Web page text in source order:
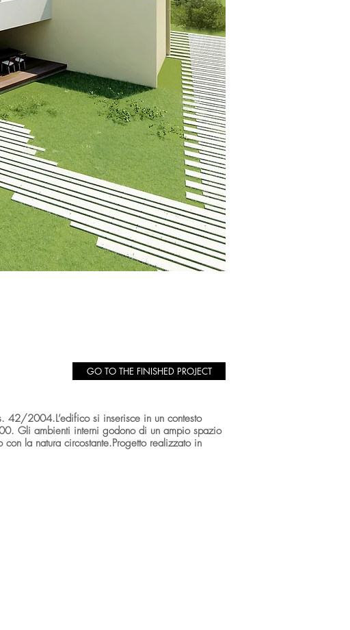
GO TO THE FINISHED PROJECT
42/2004.L’edifico si inserisce in un contesto
Gli ambienti interni godono di un ampio spazio
la natura circostante.Progetto realizzato in